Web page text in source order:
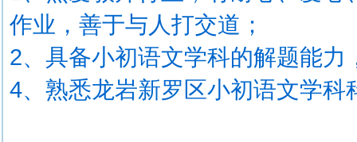
作业，善于与人打交道；
2、具备小初语文学科的解题能力
4、熟悉龙岩新罗区小初语文学科